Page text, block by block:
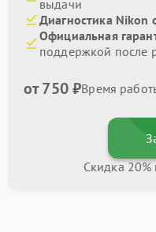
выдачи
Диагностика Nikon
Официальная
поддержкой после
от 750 ₽Время
Скидка 20%